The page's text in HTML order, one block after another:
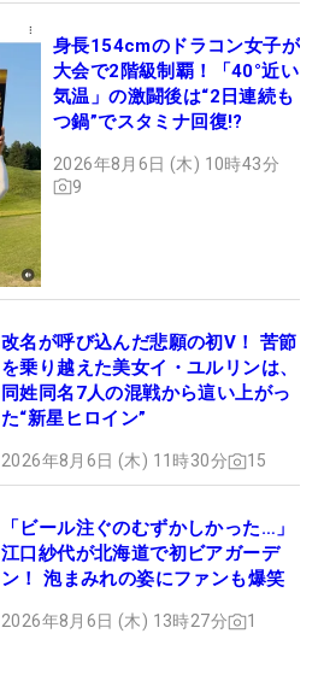
身長154cmのドラコン女子が
大会で2階級制覇！「40°近い
気温」の激闘後は“2日連続も
つ鍋”でスタミナ回復!?
2026年8月6日 (木) 10時43分
9
改名が呼び込んだ悲願の初V！ 苦節
を乗り越えた美女イ・ユルリンは、
同姓同名7人の混戦から這い上がっ
た“新星ヒロイン”
2026年8月6日 (木) 11時30分 15
「ビール注ぐのむずかしかった…」
江口紗代が北海道で初ビアガーデ
ン！ 泡まみれの姿にファンも爆笑
2026年8月6日 (木) 13時27分 1